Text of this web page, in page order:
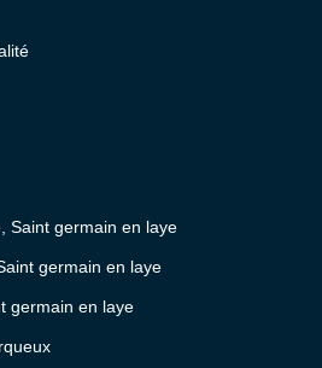
Saint germain en laye
germain en laye
germain en laye